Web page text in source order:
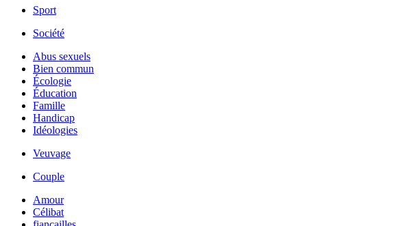
Sport
Société
Abus sexuels
Bien commun
Écologie
Éducation
Famille
Handicap
Idéologies
Veuvage
Couple
Amour
Célibat